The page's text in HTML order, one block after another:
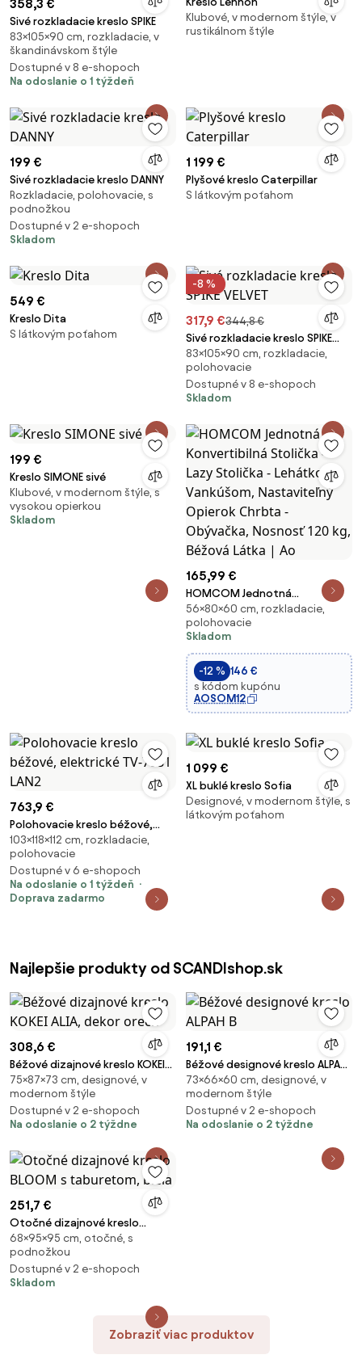
358,3 €
Sivé rozkladacie kreslo SPIKE
83×105×90 cm, rozkladacie, v
škandinávskom štýle
Dostupné v 8 e-shopoch
Na odoslanie o 1 týždeň
Klubové, v modernom štýle, v
rustikálnom štýle
199 €
Sivé rozkladacie kreslo DANNY
Rozkladacie, polohovacie, s
podnožkou
Dostupné v 2 e-shopoch
Skladom
1 199 €
Plyšové kreslo Caterpillar
S látkovým poťahom
549 €
Kreslo Dita
S látkovým poťahom
-8 %
317,9 €344,8 €
Sivé rozkladacie kreslo SPIKE
VELVET
83×105×90 cm, rozkladacie,
polohovacie
Dostupné v 8 e-shopoch
Skladom
199 €
Kreslo SIMONE sivé
Klubové, v modernom štýle, s
vysokou opierkou
Skladom
165,99 €
HOMCOM Jednotná
Konvertibilná Stolička - Lazy
Stolička - Lehátko s Vankúšom,
Nastaviteľný Opierok Chrbta -
Obývačka, Nosnosť 120 kg,
Béžová Látka | Ao
56×80×60 cm, rozkladacie,
polohovacie
Skladom
-12 % 146 €
s kódom kupónu
AOSOM12
763,9 €
Polohovacie kreslo béžové,
elektrické TV-7081 LAN2
103×118×112 cm, rozkladacie,
polohovacie
Dostupné v 6 e-shopoch
Na odoslanie o 1 týždeň
Doprava zadarmo
1 099 €
XL buklé kreslo Sofia
Designové, v modernom štýle, s
látkovým poťahom
Najlepšie produkty od SCANDIshop.sk
308,6 €
Béžové dizajnové kreslo KOKEI
ALIA, dekor orech
75×87×73 cm, designové, v
modernom štýle
Dostupné v 2 e-shopoch
Na odoslanie o 2 týždne
191,1 €
Béžové designové kreslo ALPAH
B
73×66×60 cm, designové, v
modernom štýle
Dostupné v 2 e-shopoch
Na odoslanie o 2 týždne
251,7 €
Otočné dizajnové kreslo
BLOOM s taburetom, biela
68×95×95 cm, otočné, s
podnožkou
Dostupné v 2 e-shopoch
Skladom
Zobraziť viac produktov